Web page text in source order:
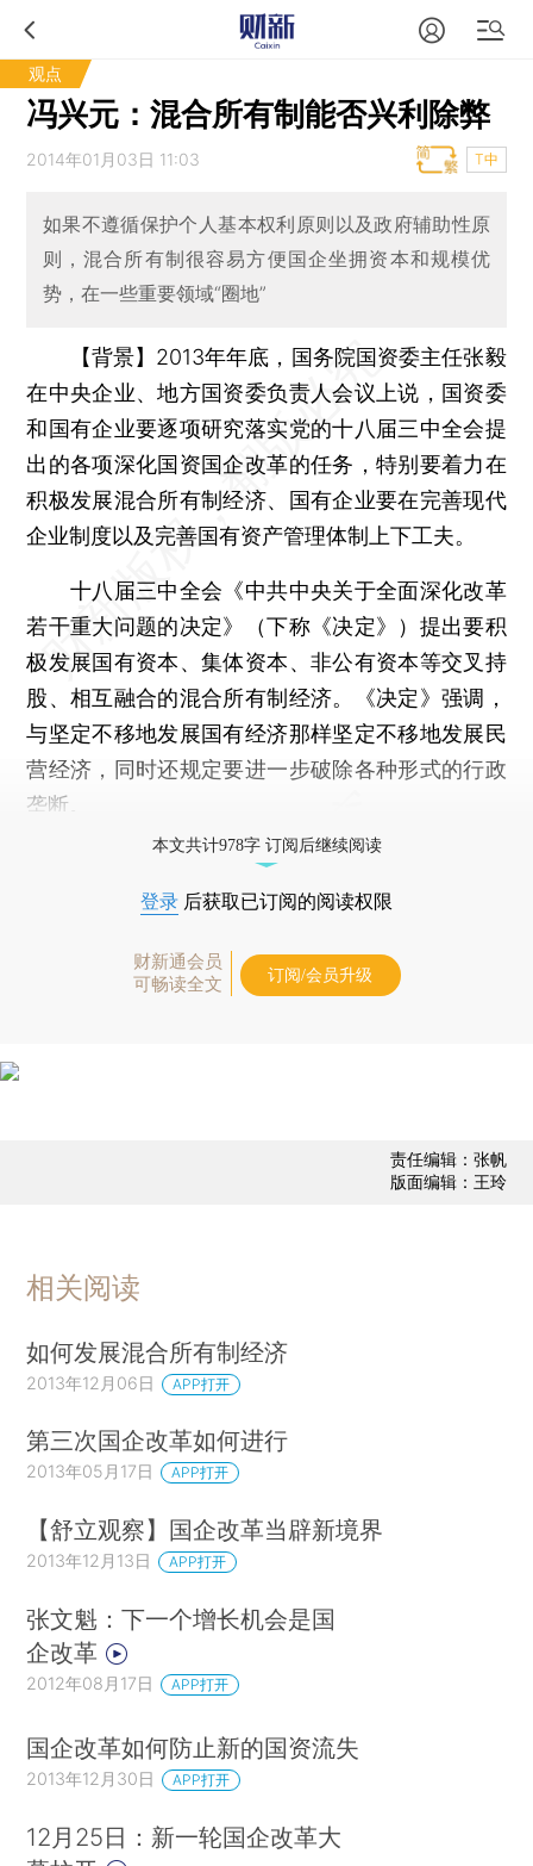
观点
冯兴元：混合所有制能否兴利除弊
2014年01月03日 11:03 T中
如果不遵循保护个人基本权利原则以及政府辅助性原
则，混合所有制很容易方便国企坐拥资本和规模优
势，在一些重要领域“圈地”
【背景】2013年年底，国务院国资委主任张毅
在中央企业、地方国资委负责人会议上说，国资委
和国有企业要逐项研究落实党的十八届三中全会提
出的各项深化国资国企改革的任务，特别要着力在
积极发展混合所有制经济、国有企业要在完善现代
企业制度以及完善国有资产管理体制上下工夫。
十八届三中全会《中共中央关于全面深化改革
若干重大问题的决定》（下称《决定》）提出要积
极发展国有资本、集体资本、非公有资本等交叉持
股、相互融合的混合所有制经济。《决定》强调，
与坚定不移地发展国有经济那样坚定不移地发展民
营经济，同时还规定要进一步破除各种形式的行政
垄断。
本文共计978字 订阅后继续阅读
登录 后获取已订阅的阅读权限
财新通会员
可畅读全文
订阅/会员升级
责任编辑：张帆
版面编辑：王玲
相关阅读
如何发展混合所有制经济
2013年12月06日 APP打开
第三次国企改革如何进行
2013年05月17日 APP打开
【舒立观察】国企改革当辟新境界
2013年12月13日 APP打开
张文魁：下一个增长机会是国
企改革
2012年08月17日 APP打开
国企改革如何防止新的国资流失
2013年12月30日 APP打开
12月25日：新一轮国企改革大